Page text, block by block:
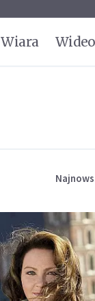
Wiara Wideo